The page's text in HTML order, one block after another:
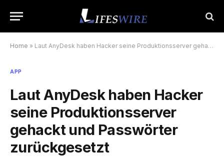
Home » Laut AnyDesk haben Hacker seine Produktionsserver gehackt und Passwörter zurückgesetzt
APP
Laut AnyDesk haben Hacker
seine Produktionsserver
gehackt und Passwörter
zurückgesetzt